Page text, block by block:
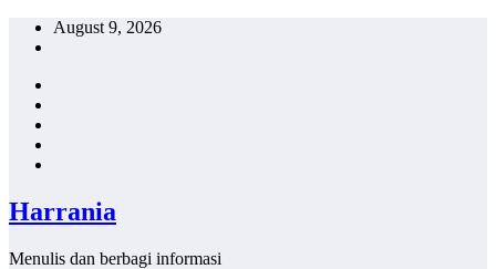
Skip
August 9, 2026
Harrania
Menulis dan berbagi informasi